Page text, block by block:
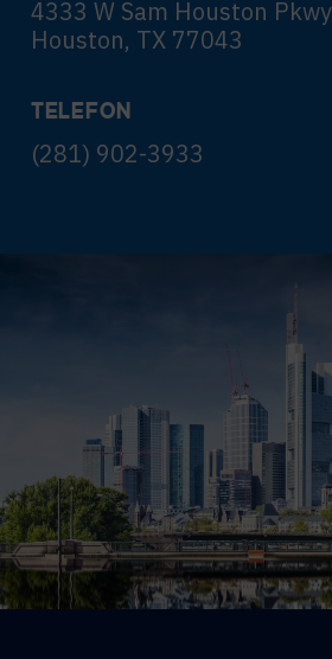
4333 W Sam Houston
Houston, TX 77043
TELEFON
(281) 902-3933